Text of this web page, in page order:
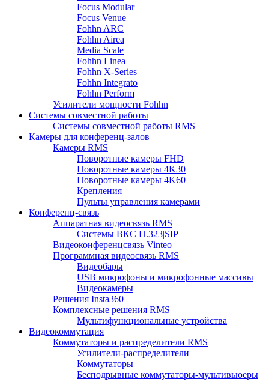
Focus Modular
Focus Venue
Fohhn ARC
Fohhn Airea
Media Scale
Fohhn Linea
Fohhn X-Series
Fohhn Integrato
Fohhn Perform
Усилители мощности Fohhn
Системы совместной работы
Системы совместной работы RMS
Камеры для конференц-залов
Камеры RMS
Поворотные камеры FHD
Поворотные камеры 4K30
Поворотные камеры 4K60
Крепления
Пульты управления камерами
Конференц-связь
Аппаратная видеосвязь RMS
Системы ВКС H.323|SIP
Видеоконференцсвязь Vinteo
Программная видеосвязь RMS
Видеобары
USB микрофоны и микрофонные массивы
Видеокамеры
Решения Insta360
Комплексные решения RMS
Мультифункциональные устройства
Видеокоммутация
Коммутаторы и распределители RMS
Усилители-распределители
Коммутаторы
Бесподрывные коммутаторы-мультивьюеры